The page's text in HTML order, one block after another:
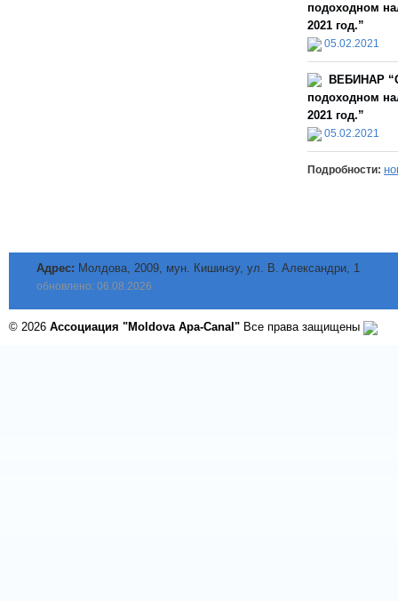
подоходном
2021 год.”
05.02.2021
ВЕБИНАР
подоходном
2021 год.”
05.02.2021
Подробности:
Адрес: Молдова, 2009, мун. Кишинэу, ул. B. Aлександри, 1
обновлено: 06.08.2026
© 2026 Ассоциация "Moldova Apa-Canal" Все права защищены